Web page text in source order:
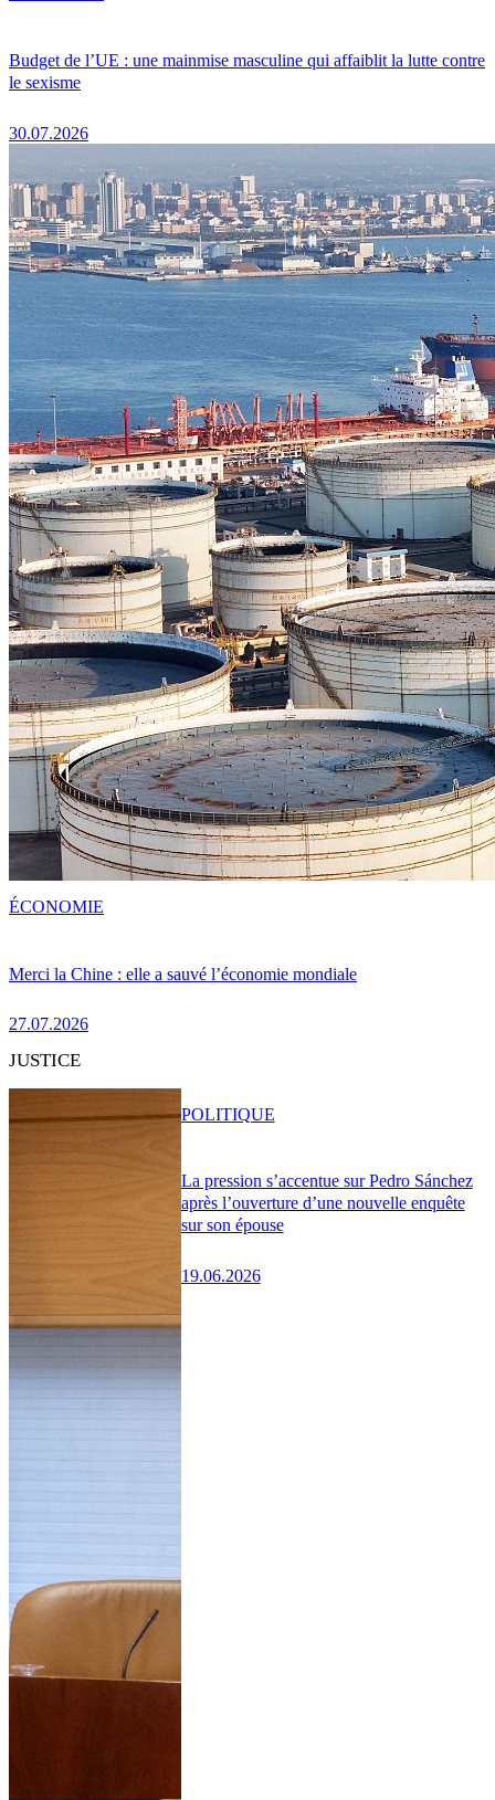
Budget de l’UE : une mainmise masculine qui affaiblit la lutte contre
le sexisme
30.07.2026
Merci la Chine : elle a sauvé l’économie mondiale
27.07.2026
ÉCONOMIE
JUSTICE
La pression s’accentue sur Pedro Sánchez
après l’ouverture d’une nouvelle enquête
sur son épouse
19.06.2026
POLITIQUE